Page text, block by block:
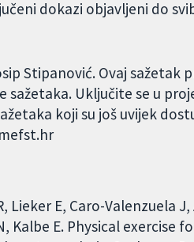
dokazi objavljeni do
Stipanović. Ovaj sažetak
sažetaka. Uključite se u
koji su još uvijek
Lieker E, Caro-Valenzuela
Kalbe E. Physical exercise